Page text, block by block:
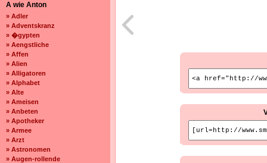
A wie Anton
» Adler
» Adventskranz
» �gypten
» Aengstliche
» Affen
» Alien
» Alligatoren
» Alphabet
» Alte
» Ameisen
» Anbeten
» Apotheker
» Armee
» Arzt
» Astronomen
» Augen-rollende